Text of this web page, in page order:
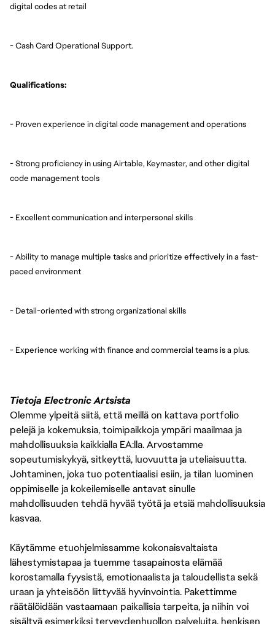
digital codes at retail
- Cash Card Operational Support.
Qualifications:
- Proven experience in digital code management and operations
- Strong proficiency in using Airtable, Keymaster, and other digital
code management tools
- Excellent communication and interpersonal skills
- Ability to manage multiple tasks and prioritize effectively in a fast-
paced environment
- Detail-oriented with strong organizational skills
- Experience working with finance and commercial teams is a plus.
Tietoja Electronic Artsista
Olemme ylpeitä siitä, että meillä on kattava portfolio
pelejä ja kokemuksia, toimipaikkoja ympäri maailmaa ja
mahdollisuuksia kaikkialla EA:lla. Arvostamme
sopeutumiskykyä, sitkeyttä, luovuutta ja uteliaisuutta.
Johtaminen, joka tuo potentiaalisi esiin, ja tilan luominen
oppimiselle ja kokeilemiselle antavat sinulle
mahdollisuuden tehdä hyvää työtä ja etsiä mahdollisuuksia
kasvaa.
Käytämme etuohjelmissamme kokonaisvaltaista
lähestymistapaa ja tuemme tasapainosta elämää
korostamalla fyysistä, emotionaalista ja taloudellista sekä
uraan ja yhteisöön liittyvää hyvinvointia. Pakettimme
räätälöidään vastaamaan paikallisia tarpeita, ja niihin voi
sisältyä esimerkiksi terveydenhuollon palveluita, henkisen